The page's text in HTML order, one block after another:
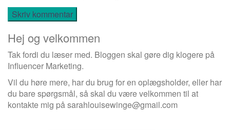
Hej og velkommen
Tak fordi du læser med. Bloggen skal gøre dig klogere på
Influencer Marketing.
Vil du høre mere, har du brug for en oplægsholder, eller har
du bare spørgsmål, så skal du være velkommen til at
kontakte mig påsarahlouisewinge@gmail.com